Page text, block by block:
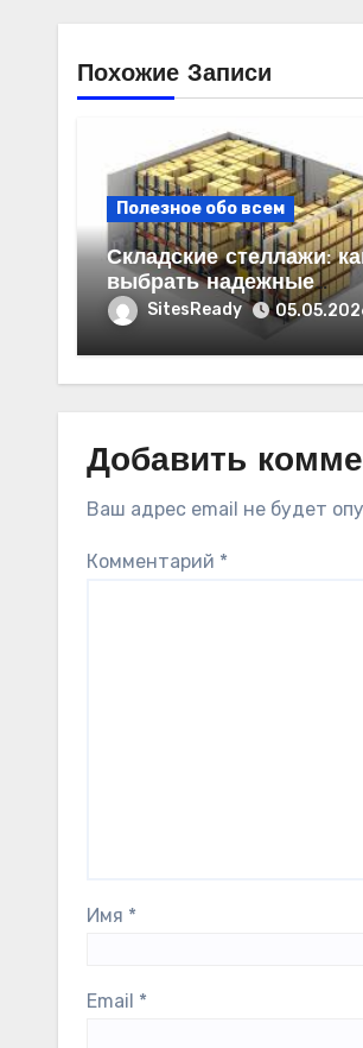
Похожие Записи
Полезное обо всем
Складские стеллажи:
выбрать надежные
системы хранения для
бизнеса
SitesReady
Добавить
Ваш адрес email не будет
Комментарий *
Имя *
Email *